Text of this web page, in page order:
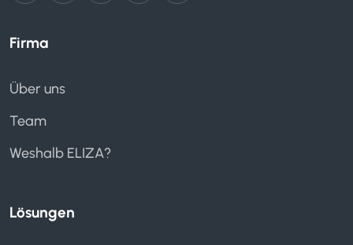
Firma
Über uns
Team
Weshalb ELIZA?
Lösungen